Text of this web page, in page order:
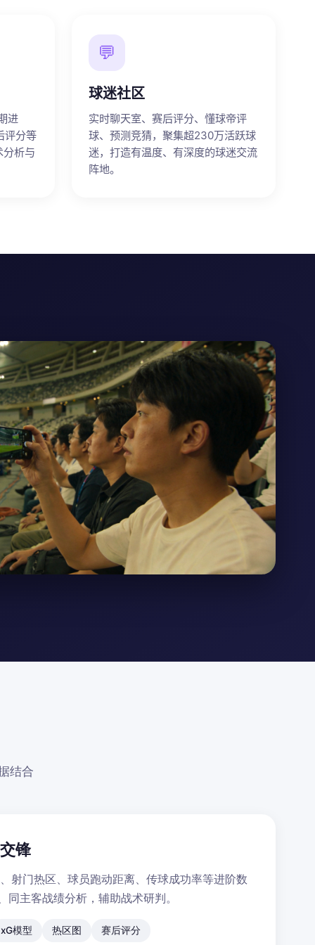
进
评分等
析与
💬
球迷社区
实时聊天室、赛后评分、懂球帝评
球、预测竞猜，聚集超230万活跃球
迷，打造有温度、有深度的球迷交流
阵地。
结合
锋
射门热区、球员跑动距离、传球成功率等进阶数
同主客战绩分析，辅助战术研判。
xG模型 热区图 赛后评分